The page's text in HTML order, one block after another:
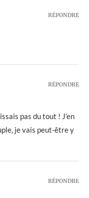
RÉPONDRE
pas du tout ! J’en
je vais peut-être y
RÉPONDRE
RÉPONDRE